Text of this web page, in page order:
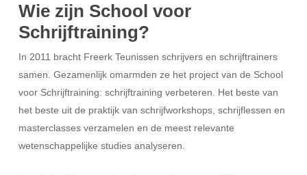
Wie zijn School voor
Schrijftraining?
In 2011 bracht Freerk Teunissen schrijvers en schrijftrainers
samen. Gezamenlijk omarmden ze het project van de School
voor Schrijftraining: schrijftraining verbeteren. Het beste van
het beste uit de praktijk van schrijfworkshops, schrijflessen en
masterclasses verzamelen en de meest relevante
wetenschappelijke studies analyseren.